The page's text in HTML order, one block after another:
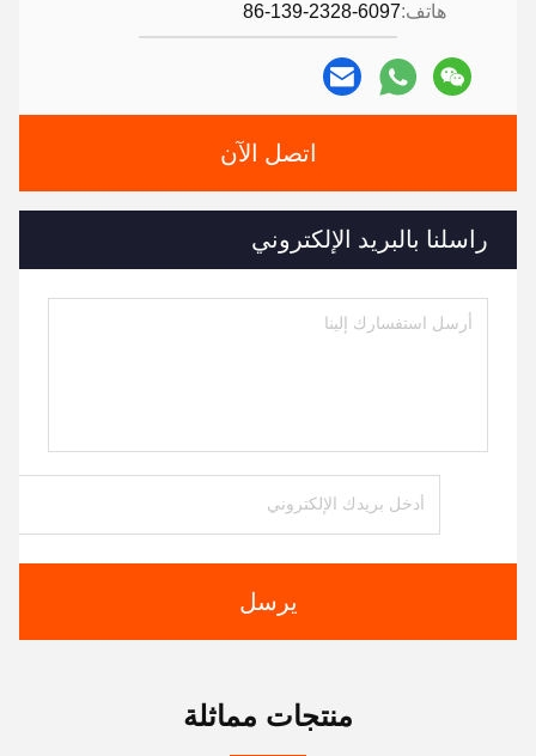
هاتف:86-139-2328-6097
اتصل الآن
راسلنا بالبريد الإلكتروني
يرسل
منتجات مماثلة